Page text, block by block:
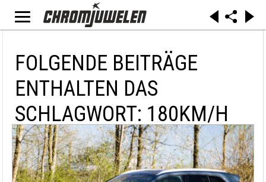
FOLGENDE BEITRÄGE
ENTHALTEN DAS
SCHLAGWORT: 180KM/H